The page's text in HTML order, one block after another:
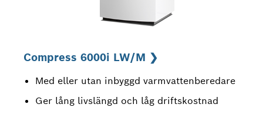
Compress 6000i LW/M ❯
Med eller utan inbyggd varmvattenberedare
Ger lång livslängd och låg driftskostnad